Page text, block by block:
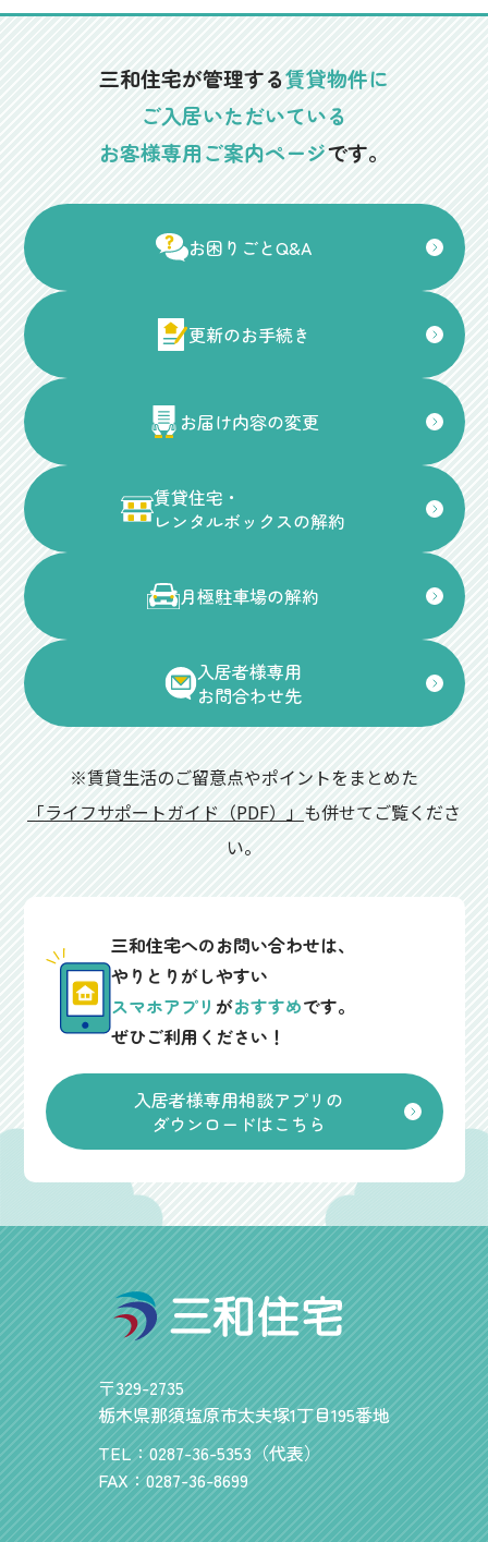
三和住宅が管理する賃貸物件に
ご入居いただいている
お客様専用ご案内ページです。
お困りごとQ&A
更新のお手続き
お届け内容の変更
賃貸住宅・
レンタルボックスの解約
月極駐車場の解約
入居者様専用
お問合わせ先
※賃貸生活のご留意点やポイントをまとめた
「ライフサポートガイド（PDF）」 も併せてご覧くださ
い。
三和住宅へのお問い合わせは、
やりとりがしやすい
スマホアプリ がおすすめです。
ぜひご利用ください！
入居者様専用相談アプリの
ダウンロードはこちら
〒329-2735
栃木県那須塩原市太夫塚1丁目195番地
TEL：0287-36-5353（代表）
FAX：0287-36-8699